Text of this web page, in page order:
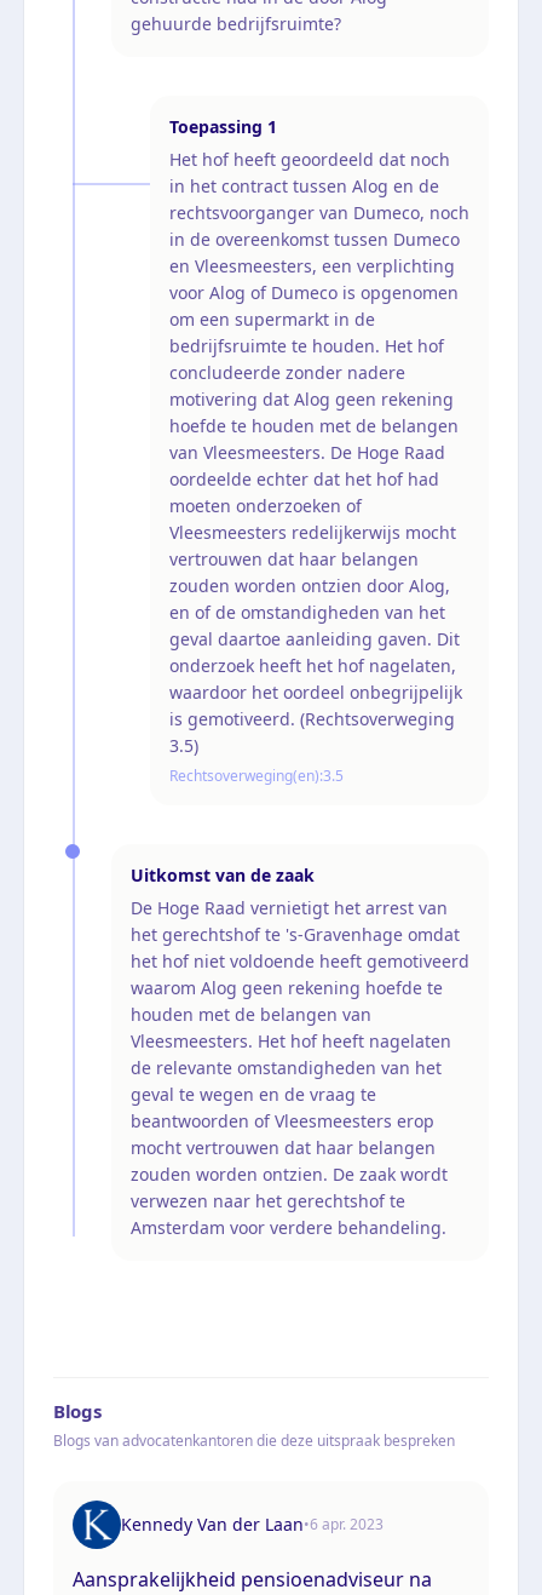
gehuurde bedrijfsruimte?
Toepassing 1
Het hof heeft geoordeeld dat noch
in het contract tussen Alog en de
rechtsvoorganger van Dumeco, noch
in de overeenkomst tussen Dumeco
en Vleesmeesters, een verplichting
voor Alog of Dumeco is opgenomen
om een supermarkt in de
bedrijfsruimte te houden. Het hof
concludeerde zonder nadere
motivering dat Alog geen rekening
hoefde te houden met de belangen
van Vleesmeesters. De Hoge Raad
oordeelde echter dat het hof had
moeten onderzoeken of
Vleesmeesters redelijkerwijs mocht
vertrouwen dat haar belangen
zouden worden ontzien door Alog,
en of de omstandigheden van het
geval daartoe aanleiding gaven. Dit
onderzoek heeft het hof nagelaten,
waardoor het oordeel onbegrijpelijk
is gemotiveerd. (Rechtsoverweging
3.5)
Rechtsoverweging(en):3.5
Uitkomst van de zaak
De Hoge Raad vernietigt het arrest van
het gerechtshof te 's-Gravenhage omdat
het hof niet voldoende heeft gemotiveerd
waarom Alog geen rekening hoefde te
houden met de belangen van
Vleesmeesters. Het hof heeft nagelaten
de relevante omstandigheden van het
geval te wegen en de vraag te
beantwoorden of Vleesmeesters erop
mocht vertrouwen dat haar belangen
zouden worden ontzien. De zaak wordt
verwezen naar het gerechtshof te
Amsterdam voor verdere behandeling.
Blogs
Blogs van advocatenkantoren die deze uitspraak bespreken
Kennedy Van der Laan•6 apr. 2023
Aansprakelijkheid pensioenadviseur na